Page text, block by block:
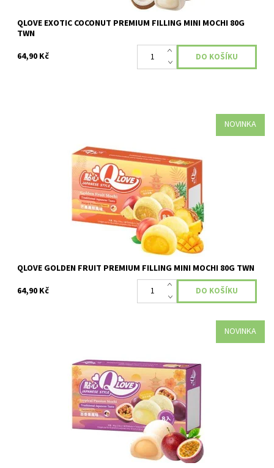
QLOVE EXOTIC COCONUT PREMIUM FILLING MINI MOCHI 80G
TWN
64,90 Kč
NOVINKA
Skladem
QLOVE GOLDEN FRUIT PREMIUM FILLING MINI MOCHI 80G TWN
64,90 Kč
NOVINKA